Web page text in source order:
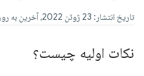
تاریخ انتشار: 23 ژوئن 2022، آخرین به روز رسانی: 27 ژوئن 2025
نکات اولیه چیست؟